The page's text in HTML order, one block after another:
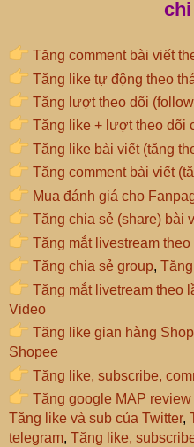
Tăng comment bài viết
Tăng like tự động theo
Tăng lượt theo dõi
Tăng like + lượt theo dõi
Tăng like bài viết (tăng
Tăng comment bài viết
Mua đánh giá cho
Tăng chia sẻ (share) bài
Tăng mắt livestream
Tăng chia sẻ group,
Tăng mắt livetream theo
Video
Tăng like gian hàng
Shopee
Tăng like, subscribe,
Tăng google MAP
Tăng like và sub của Twitter,
telegram, Tăng like,